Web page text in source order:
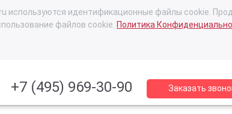
используются идентификационные файлы cookie.
файлов cookie. Политика
+7 (495) 969-30-90 Заказать